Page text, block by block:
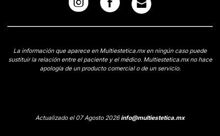
La información que aparece en Multiestetica.mx en ningún caso puede
sustituir la relación entre el paciente y el médico. Multiestetica.mx no hace
apología de un producto comercial o de un servicio.
Actualizado el 07 Agosto 2026info@multiestetica.mx